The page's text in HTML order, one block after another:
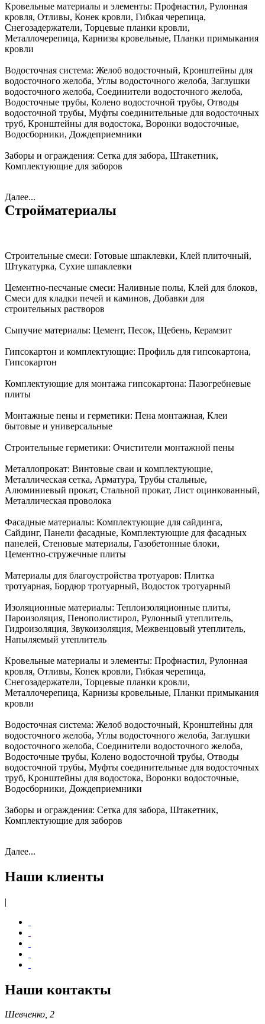
Кровельные материалы и элементы: Профнастил, Рулонная
кровля, Отливы, Конек кровли, Гибкая черепица,
Снегозадержатели, Торцевые планки кровли,
Металлочерепица, Карнизы кровельные, Планки примыкания
кровли
Водосточная система: Желоб водосточный, Кронштейны для
водосточного желоба, Углы водосточного желоба, Заглушки
водосточного желоба, Соединители водосточного желоба,
Водосточные трубы, Колено водосточной трубы, Отводы
водосточной трубы, Муфты соединительные для водосточных
труб, Кронштейны для водостока, Воронки водосточные,
Водосборники, Дождеприемники
Заборы и ограждения: Сетка для забора, Штакетник,
Комплектующие для заборов
Далее...
Стройматериалы
Строительные смеси: Готовые шпаклевки, Клей плиточный,
Штукатурка, Сухие шпаклевки
Цементно-песчаные смеси: Наливные полы, Клей для блоков,
Смеси для кладки печей и каминов, Добавки для
строительных растворов
Сыпучие материалы: Цемент, Песок, Щебень, Керамзит
Гипсокартон и комплектующие: Профиль для гипсокартона,
Гипсокартон
Комплектующие для монтажа гипсокартона: Пазогребневые
плиты
Монтажные пены и герметики: Пена монтажная, Клеи
бытовые и универсальные
Строительные герметики: Очистители монтажной пены
Металлопрокат: Винтовые сваи и комплектующие,
Металлическая сетка, Арматура, Трубы стальные,
Алюминиевый прокат, Стальной прокат, Лист оцинкованный,
Металлическая проволока
Фасадные материалы: Комплектующие для сайдинга,
Сайдинг, Панели фасадные, Комплектующие для фасадных
панелей, Стеновые материалы, Газобетонные блоки,
Цементно-стружечные плиты
Материалы для благоустройства тротуаров: Плитка
тротуарная, Бордюр тротуарный, Водосток тротуарный
Изоляционные материалы: Теплоизоляционные плиты,
Пароизоляция, Пенополистирол, Рулонный утеплитель,
Гидроизоляция, Звукоизоляция, Межвенцовый утеплитель,
Напыляемый утеплитель
Кровельные материалы и элементы: Профнастил, Рулонная
кровля, Отливы, Конек кровли, Гибкая черепица,
Снегозадержатели, Торцевые планки кровли,
Металлочерепица, Карнизы кровельные, Планки примыкания
кровли
Водосточная система: Желоб водосточный, Кронштейны для
водосточного желоба, Углы водосточного желоба, Заглушки
водосточного желоба, Соединители водосточного желоба,
Водосточные трубы, Колено водосточной трубы, Отводы
водосточной трубы, Муфты соединительные для водосточных
труб, Кронштейны для водостока, Воронки водосточные,
Водосборники, Дождеприемники
Заборы и ограждения: Сетка для забора, Штакетник,
Комплектующие для заборов
Далее...
Наши клиенты
|
Наши контакты
Шевченко, 2